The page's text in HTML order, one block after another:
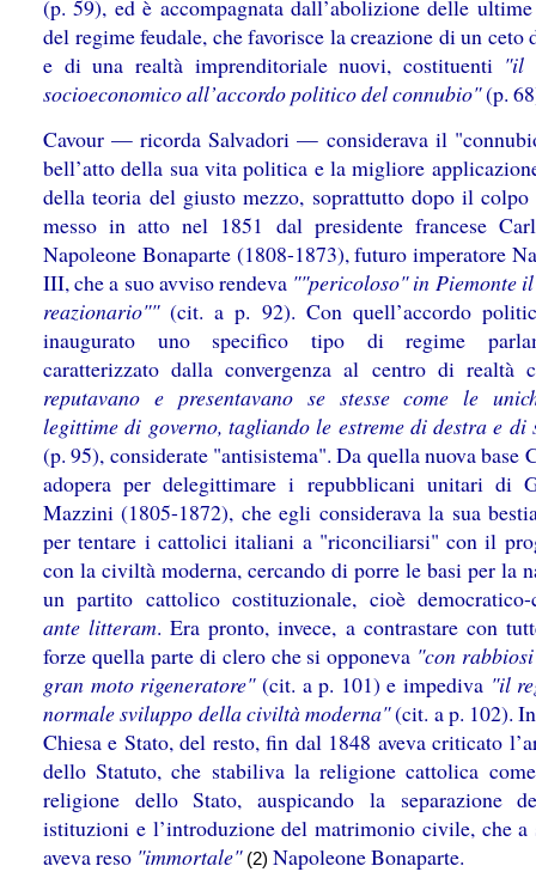
(p. 59), ed è accompagnata dall’abolizione delle
del regime feudale, che favorisce la creazione di un ceto
e di una realtà imprenditoriale nuovi, costituenti "il
socioeconomico all’accordo politico del connubio"(p.
Cavour — ricorda Salvadori — considerava il
bell’atto della sua vita politica e la migliore
della teoria del giusto mezzo, soprattutto dopo il
messo in atto nel 1851 dal presidente francese
Napoleone Bonaparte (1808-1873), futuro imperatore
III, che a suo avviso rendeva ""pericoloso" in Piemonte il
reazionario""(cit. a p. 92). Con quell’accordo
inaugurato uno specifico tipo di regime
caratterizzato dalla convergenza al centro di realtà
reputavano e presentavano se stesse come le
legittime di governo, tagliando le estreme di destra e di
(p. 95), considerate "antisistema". Da quella nuova base
adopera per delegittimare i repubblicani unitari di
Mazzini (1805-1872), che egli considerava la sua
per tentare i cattolici italiani a "riconciliarsi" con il
con la civiltà moderna, cercando di porre le basi per la
un partito cattolico costituzionale, cioè democratico-
ante litteram. Era pronto, invece, a contrastare con
forze quella parte di clero che si opponeva "con
gran moto rigeneratore"(cit. a p. 101) e impediva "il
normale sviluppo della civiltà moderna"(cit. a p. 102).
Chiesa e Stato, del resto, fin dal 1848 aveva criticato
dello Statuto, che stabiliva la religione cattolica
religione dello Stato, auspicando la separazione
istituzioni e l’introduzione del matrimonio civile, che a
aveva reso "immortale" (2) Napoleone Bonaparte.